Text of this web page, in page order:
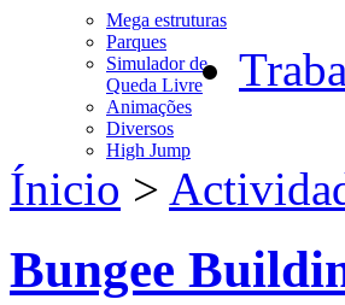
Mega estruturas
Parques
Simulador de
Queda Livre
Animações
Diversos
High Jump
Ínicio >
Bungee